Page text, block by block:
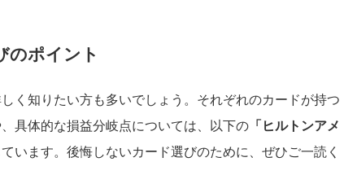
のポイント
く知りたい方も多いでしょう。それぞれのカードが持つ
具体的な損益分岐点については、以下の 「ヒルトンアメ
います。後悔しないカード選びのために、ぜひご一読く